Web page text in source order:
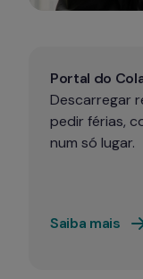
Portal do
Descarregar
pedir férias,
num só lugar.
Saiba mais